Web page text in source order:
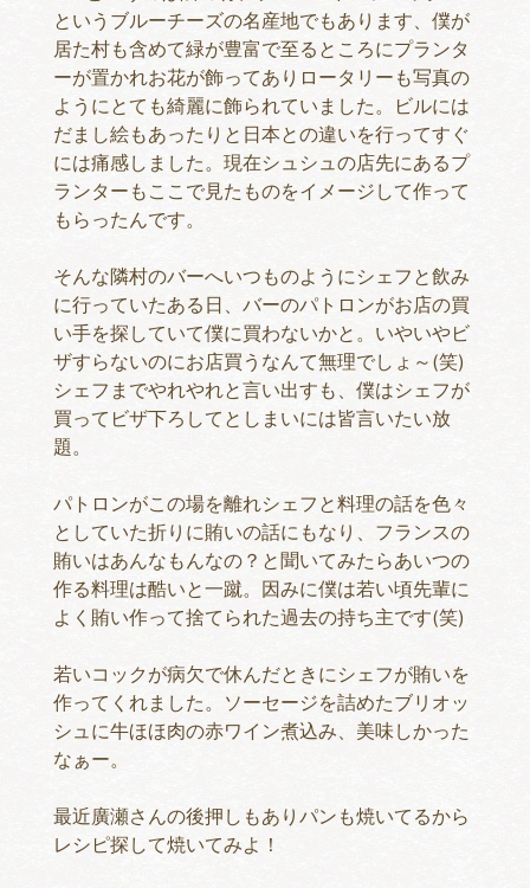
というブルーチーズの名産地でもあります、僕が
居た村も含めて緑が豊富で至るところにプランタ
ーが置かれお花が飾ってありロータリーも写真の
ようにとても綺麗に飾られていました。ビルには
だまし絵もあったりと日本との違いを行ってすぐ
には痛感しました。現在シュシュの店先にあるプ
ランターもここで見たものをイメージして作って
もらったんです。
そんな隣村のバーへいつものようにシェフと飲み
に行っていたある日、バーのパトロンがお店の買
い手を探していて僕に買わないかと。いやいやビ
ザすらないのにお店買うなんて無理でしょ～(笑)
シェフまでやれやれと言い出すも、僕はシェフが
買ってビザ下ろしてとしまいには皆言いたい放
題。
パトロンがこの場を離れシェフと料理の話を色々
としていた折りに賄いの話にもなり、フランスの
賄いはあんなもんなの？と聞いてみたらあいつの
作る料理は酷いと一蹴。因みに僕は若い頃先輩に
よく賄い作って捨てられた過去の持ち主です(笑)
若いコックが病欠で休んだときにシェフが賄いを
作ってくれました。ソーセージを詰めたブリオッ
シュに牛ほほ肉の赤ワイン煮込み、美味しかった
なぁー。
最近廣瀬さんの後押しもありパンも焼いてるから
レシピ探して焼いてみよ！